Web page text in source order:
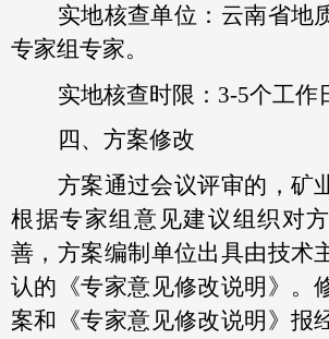
实地核查单位：云南省地
专家组专家。
实地核查时限：3-5个工作
四、方案修改
方案通过会议评审的，矿
根据专家组意见建议组织对
善，方案编制单位出具由技术
认的《专家意见修改说明》。
案和《专家意见修改说明》报